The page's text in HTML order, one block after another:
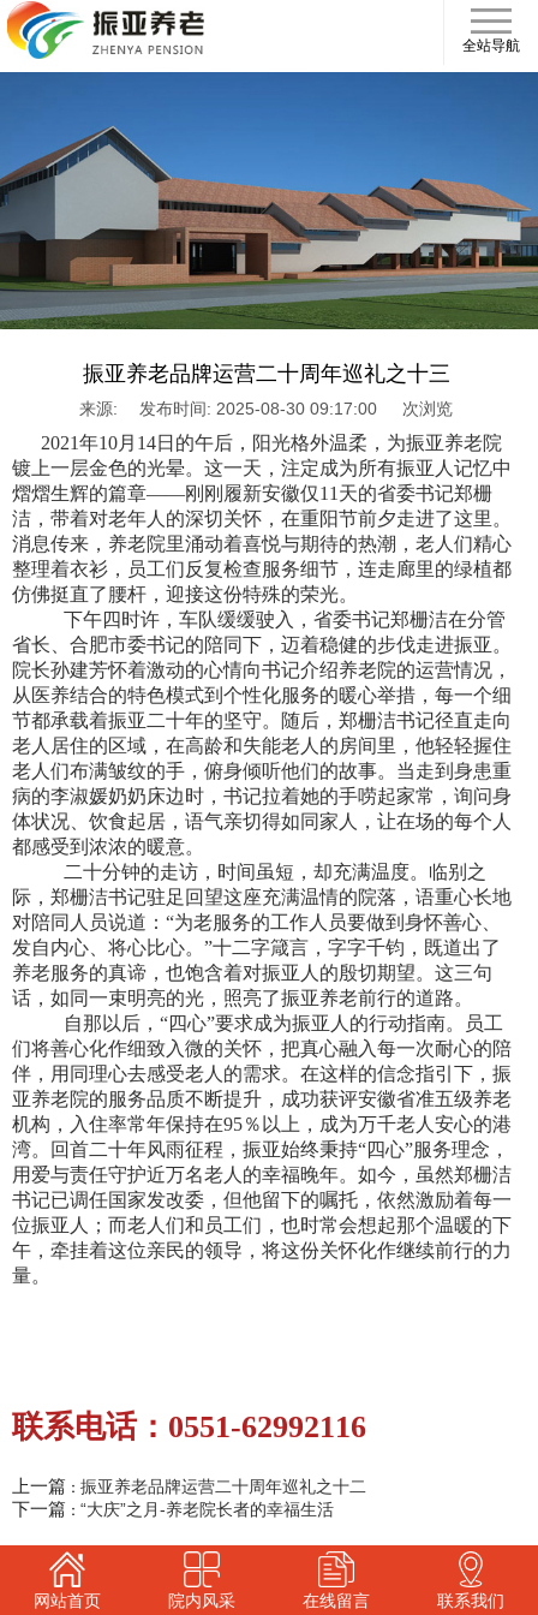
全站导航
振亚养老品牌运营二十周年巡礼之十三
来源: 发布时间: 2025-08-30 09:17:00 次浏览
2021年10月14日的午后，阳光格外温柔，为振亚养老院
镀上一层金色的光晕。这一天，注定成为所有振亚人记忆中
熠熠生辉的篇章——刚刚履新安徽仅11天的省委书记郑栅
洁，带着对老年人的深切关怀，在重阳节前夕走进了这里。
消息传来，养老院里涌动着喜悦与期待的热潮，老人们精心
整理着衣衫，员工们反复检查服务细节，连走廊里的绿植都
仿佛挺直了腰杆，迎接这份特殊的荣光。
下午四时许，车队缓缓驶入，省委书记郑栅洁在分管
省长、合肥市委书记的陪同下，迈着稳健的步伐走进振亚。
院长孙建芳怀着激动的心情向书记介绍养老院的运营情况，
从医养结合的特色模式到个性化服务的暖心举措，每一个细
节都承载着振亚二十年的坚守。随后，郑栅洁书记径直走向
老人居住的区域，在高龄和失能老人的房间里，他轻轻握住
老人们布满皱纹的手，俯身倾听他们的故事。当走到身患重
病的李淑媛奶奶床边时，书记拉着她的手唠起家常，询问身
体状况、饮食起居，语气亲切得如同家人，让在场的每个人
都感受到浓浓的暖意。
二十分钟的走访，时间虽短，却充满温度。临别之
际，郑栅洁书记驻足回望这座充满温情的院落，语重心长地
对陪同人员说道：“为老服务的工作人员要做到身怀善心、
发自内心、将心比心。”十二字箴言，字字千钧，既道出了
养老服务的真谛，也饱含着对振亚人的殷切期望。这三句
话，如同一束明亮的光，照亮了振亚养老前行的道路。
自那以后，“四心”要求成为振亚人的行动指南。员工
们将善心化作细致入微的关怀，把真心融入每一次耐心的陪
伴，用同理心去感受老人的需求。在这样的信念指引下，振
亚养老院的服务品质不断提升，成功获评安徽省准五级养老
机构，入住率常年保持在95％以上，成为万千老人安心的港
湾。回首二十年风雨征程，振亚始终秉持“四心”服务理念，
用爱与责任守护近万名老人的幸福晚年。如今，虽然郑栅洁
书记已调任国家发改委，但他留下的嘱托，依然激励着每一
位振亚人；而老人们和员工们，也时常会想起那个温暖的下
午，牵挂着这位亲民的领导，将这份关怀化作继续前行的力
量。
联系电话：0551-62992116
上一篇 ：振亚养老品牌运营二十周年巡礼之十二
下一篇 ：“大庆”之月-养老院长者的幸福生活
网站首页 院内风采 在线留言 联系我们